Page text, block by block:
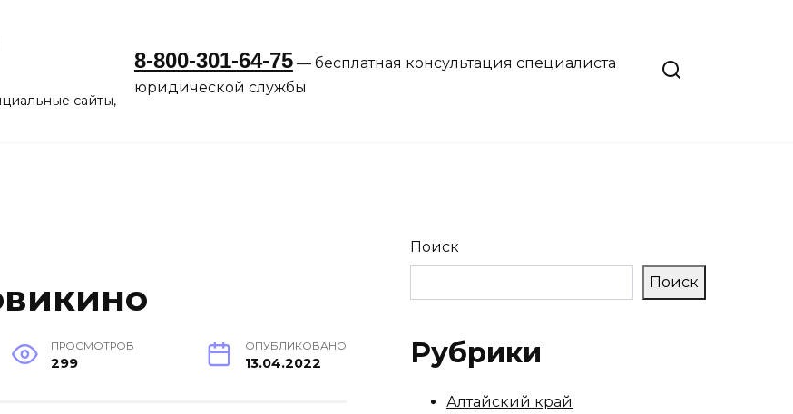
сайты,
8-800-301-64-75— бесплатная консультация специалиста
юридической службы
ПРОСМОТРОВ
299
ОПУБЛИКОВАНО
13.04.2022
Поиск
Поиск
Рубрики
Алтайский край